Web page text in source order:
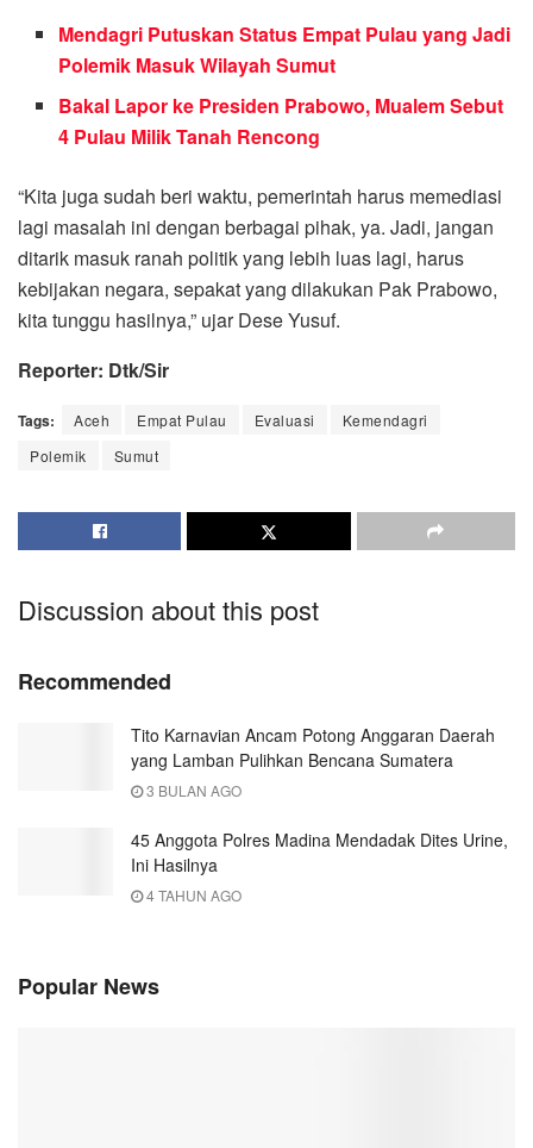
Mendagri Putuskan Status Empat Pulau yang Jadi
Polemik Masuk Wilayah Sumut
Bakal Lapor ke Presiden Prabowo, Mualem Sebut
4 Pulau Milik Tanah Rencong
“Kita juga sudah beri waktu, pemerintah harus memediasi
lagi masalah ini dengan berbagai pihak, ya. Jadi, jangan
ditarik masuk ranah politik yang lebih luas lagi, harus
kebijakan negara, sepakat yang dilakukan Pak Prabowo,
kita tunggu hasilnya,” ujar Dese Yusuf.
Reporter: Dtk/Sir
Tags: Aceh Empat Pulau Evaluasi
Kemendagri
Polemik
Sumut
Discussion about this post
Recommended
Tito Karnavian Ancam Potong Anggaran Daerah
yang Lamban Pulihkan Bencana Sumatera
3 BULAN AGO
45 Anggota Polres Madina Mendadak Dites Urine,
Ini Hasilnya
4 TAHUN AGO
Popular News